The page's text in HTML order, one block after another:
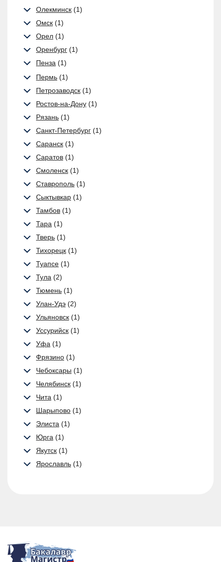
Олекминск (1)
Омск (1)
Орел (1)
Оренбург (1)
Пенза (1)
Пермь (1)
Петрозаводск (1)
Ростов-на-Дону (1)
Рязань (1)
Санкт-Петербург (1)
Саранск (1)
Саратов (1)
Смоленск (1)
Ставрополь (1)
Сыктывкар (1)
Тамбов (1)
Тара (1)
Тверь (1)
Тихорецк (1)
Туапсе (1)
Тула (2)
Тюмень (1)
Улан-Удэ (2)
Ульяновск (1)
Уссурийск (1)
Уфа (1)
Фрязино (1)
Чебоксары (1)
Челябинск (1)
Чита (1)
Шарыпово (1)
Элиста (1)
Юрга (1)
Якутск (1)
Ярославль (1)